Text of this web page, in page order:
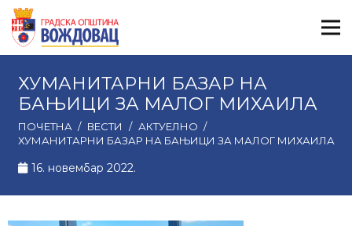
ХУМАНИТАРНИ БАЗАР НА
БАЊИЦИ ЗА МАЛОГ МИХАИЛА
ПОЧЕТНА / ВЕСТИ / АКТУЕЛНО /
ХУМАНИТАРНИ БАЗАР НА БАЊИЦИ ЗА МАЛОГ МИХАИЛА
16. новембар 2022.